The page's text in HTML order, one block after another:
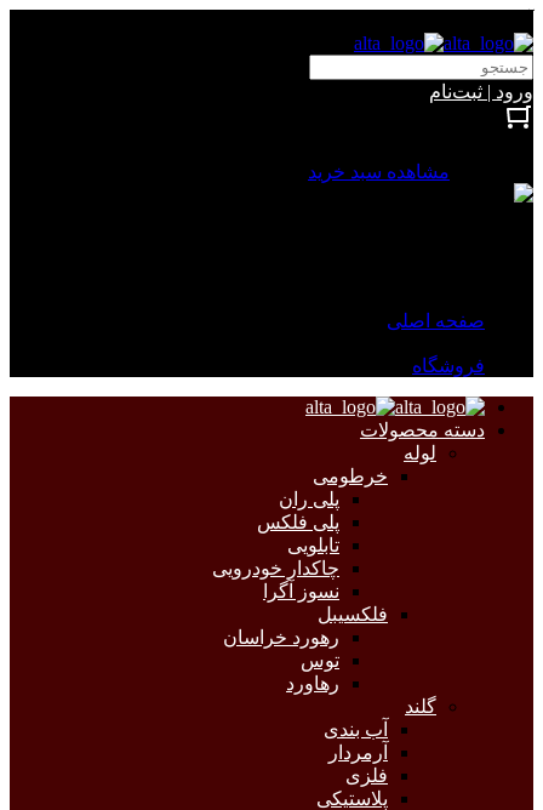
ورود | ثبت‌نام
مشاهده سبد خرید
صفحه اصلی
فروشگاه
دسته محصولات
لوله
خرطومی
پلی ران
پلی فلکس
تابلویی
چاکدار خودرویی
نسوز آگرا
فلکسیبل
رهورد خراسان
توس
رهاورد
گلند
آب بندی
آرمردار
فلزی
پلاستیکی